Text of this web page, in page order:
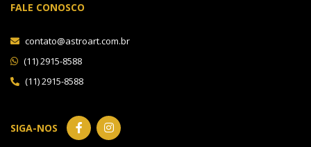
FALE CONOSCO
contato@astroart.com.br
(11) 2915-8588
(11) 2915-8588
SIGA-NOS